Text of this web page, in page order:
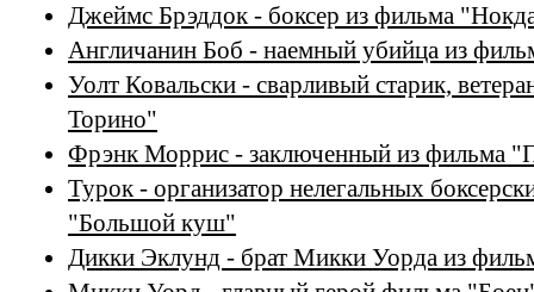
Джеймс Брэддок - боксер из фильма
Англичанин Боб - наемный убийца из
Уолт Ковальски - сварливый старик,
Торино"
Фрэнк Моррис - заключенный из фильма
Турок - организатор нелегальных
"Большой куш"
Дикки Эклунд - брат Микки Уорда из